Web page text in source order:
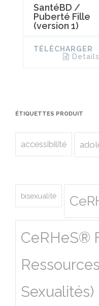
SantéBD /
Puberté Fille
(version 1)
TÉLÉCHARGER
Details
ÉTIQUETTES PRODUIT
accessibilité
bisexualité
CeRHeS®
Sexualités)